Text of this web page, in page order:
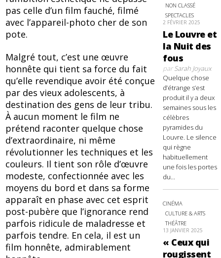
pas celle d’un film fauché, filmé
avec l’appareil-photo cher de son
pote.
Malgré tout, c’est une œuvre
honnête qui tient sa force du fait
qu’elle revendique avoir été conçue
par des vieux adolescents, à
destination des gens de leur tribu.
À aucun moment le film ne
prétend raconter quelque chose
d’extraordinaire, ni même
révolutionner les techniques et les
couleurs. Il tient son rôle d’œuvre
modeste, confectionnée avec les
moyens du bord et dans sa forme
apparaît en phase avec cet esprit
post-pubère que l’ignorance rend
parfois ridicule de maladresse et
parfois tendre. En cela, il est un
film honnête, admirablement
NON CLASSÉ
SPECTACLES
2 FÉVRIER 2025
Le Louvre et
la Nuit des
fous
parSarah Joyaux
Quelque chose
d’étrange s’est
produit il y a deux
semaines sous les
célèbres
pyramides du
Louvre. Le silence
qui règne
habituellement
une fois les portes
du...
CINÉMA
CULTURE & ARTS
THÉÂTRE
13 JANVIER 2025
« Ceux qui
rougissent